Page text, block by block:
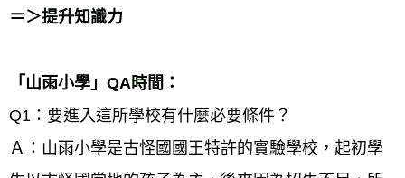
＝＞提升知識力
「山雨小學」QA時間：
Q1：要進入這所學校有什麼必要條件？
Ａ：山雨小學是古怪國國王特許的實驗學校，起初學